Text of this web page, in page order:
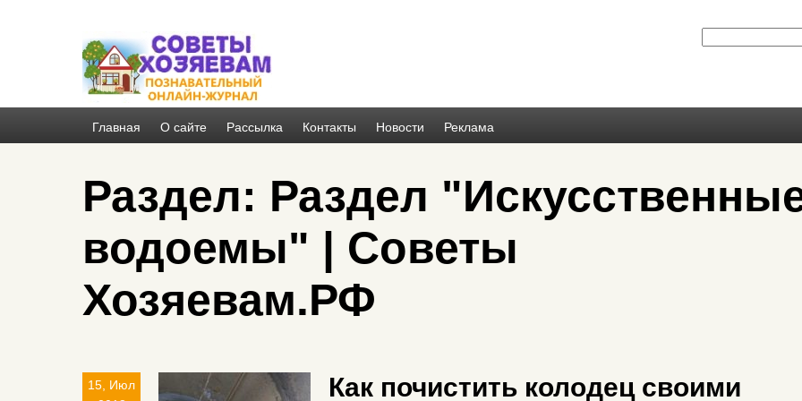
Главная О сайте Рассылка Контакты Новости Реклама
Раздел: Раздел
водоемы" | Советы
Хозяевам.РФ
15, Июл
Как почистить колодец своими